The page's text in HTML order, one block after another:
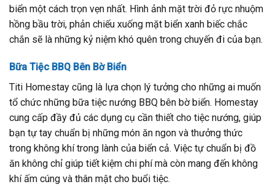
biển một cách trọn vẹn nhất. Hình ảnh mặt trời đỏ rực nhuộm
hồng bầu trời, phản chiếu xuống mặt biển xanh biếc chắc
chắn sẽ là những kỷ niệm khó quên trong chuyến đi của bạn.
Bữa Tiệc BBQ Bên Bờ Biển
Titi Homestay cũng là lựa chọn lý tưởng cho những ai muốn
tổ chức những bữa tiệc nướng BBQ bên bờ biển. Homestay
cung cấp đầy đủ các dụng cụ cần thiết cho tiệc nướng, giúp
bạn tự tay chuẩn bị những món ăn ngon và thưởng thức
trong không khí trong lành của biển cả. Việc tự chuẩn bị đồ
ăn không chỉ giúp tiết kiệm chi phí mà còn mang đến không
khí ấm cúng và thân mật cho buổi tiệc.